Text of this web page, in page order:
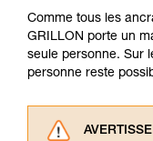
Comme tous les
GRILLON porte un
seule personne. Sur
personne reste